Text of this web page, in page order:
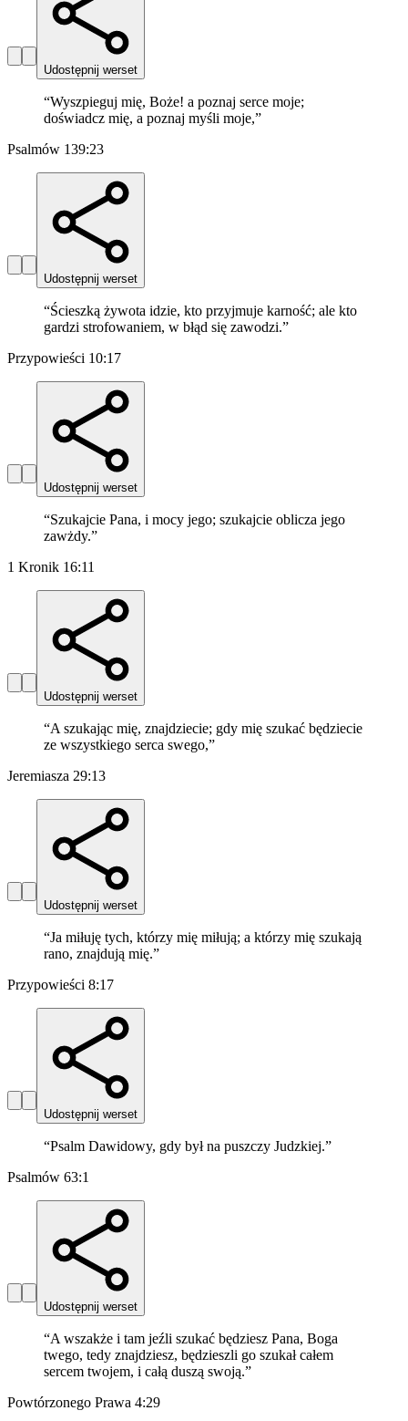
Udostępnij werset
“Wyszpieguj mię, Boże! a poznaj serce moje;
doświadcz mię, a poznaj myśli moje,”
Psalmów 139:23
Udostępnij werset
“Ścieszką żywota idzie, kto przyjmuje karność; ale kto
gardzi strofowaniem, w błąd się zawodzi.”
Przypowieści 10:17
Udostępnij werset
“Szukajcie Pana, i mocy jego; szukajcie oblicza jego
zawżdy.”
1 Kronik 16:11
Udostępnij werset
“A szukając mię, znajdziecie; gdy mię szukać będziecie
ze wszystkiego serca swego,”
Jeremiasza 29:13
Udostępnij werset
“Ja miłuję tych, którzy mię miłują; a którzy mię szukają
rano, znajdują mię.”
Przypowieści 8:17
Udostępnij werset
“Psalm Dawidowy, gdy był na puszczy Judzkiej.”
Psalmów 63:1
Udostępnij werset
“A wszakże i tam jeźli szukać będziesz Pana, Boga
twego, tedy znajdziesz, będzieszli go szukał całem
sercem twojem, i całą duszą swoją.”
Powtórzonego Prawa 4:29